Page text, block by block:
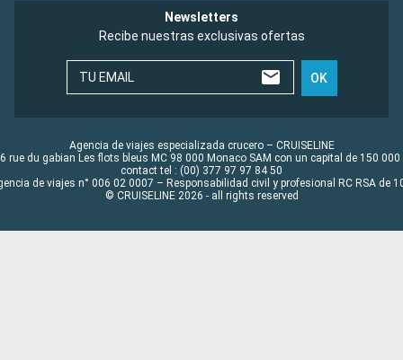
Newsletters
Recibe nuestras exclusivas ofertas
TU EMAIL OK
Agencia de viajes especializada crucero – CRUISELINE
rue du gabian Les flots bleus MC 98 000 Monaco SAM con un capital de 150 000
contact tel : (00) 377 97 97 84 50
de viajes n° 006 02 0007 – Responsabilidad civil y profesional RC RSA de
© CRUISELINE 2026 - all rights reserved